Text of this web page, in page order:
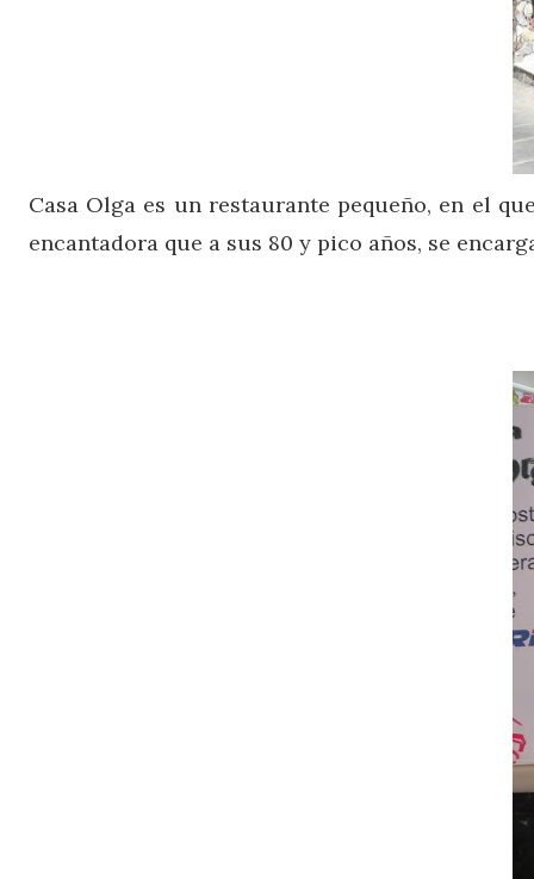
Casa Olga es un restaurante pequeño, en el
encantadora que a sus 80 y pico años, se